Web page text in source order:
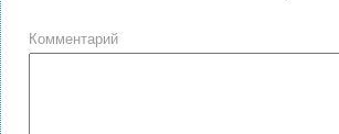
Комментарий